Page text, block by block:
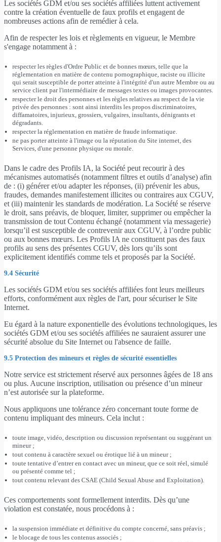
Les sociétés GDM et/ou ses sociétés affiliées luttent activement
contre la création éventuelle de faux profils et engagent de
nombreuses actions afin de remédier à cela.
Afin de respecter les lois et règlements en vigueur, le Membre
s'engage notamment à :
respecter les règles d'Ordre Public et de bonnes mœurs, telle que la
réglementation en matière de contenu pornographique, raciste ou illicite
qui serait susceptible de porter atteinte à l'intégrité d'un autre Membre ou au
service client par l'intermédiaire de messages textes ou images provocantes.
respecter le droit des personnes et les règles relatives au respect de la vie
privée des personnes : sont ainsi interdits les propos discriminatoires,
diffamatoires, injurieux, grossiers, vulgaires, insultants, dénigrants et
dégradants.
respecter la réglementation en matière de fraude informatique.
ne pas porter atteinte à l'image ou la réputation du Site internet, des
Services, d'une personne physique ou morale.
Dans le cadre des Profils IA, la Société peut recourir à des
mécanismes automatisés (notamment filtres et outils d’analyse) afin
de : (i) générer et/ou adapter les réponses, (ii) prévenir les abus,
fraudes, demandes manifestement illicites ou contraires aux CGUV,
et (iii) maintenir les standards de modération. La Société se réserve
le droit, sans préavis, de bloquer, limiter, supprimer ou empêcher la
transmission de tout Contenu échangé (notamment via messagerie)
lorsqu’il est susceptible de contrevenir aux CGUV, à l’ordre public
ou aux bonnes mœurs. Les Profils IA ne constituent pas des faux
profils au sens des présentes CGUV, dès lors qu’ils sont
explicitement identifiés comme tels et proposés par la Société.
9.4 Sécurité
Les sociétés GDM et/ou ses sociétés affiliées font leurs meilleurs
efforts, conformément aux règles de l'art, pour sécuriser le Site
Internet.
Eu égard à la nature exponentielle des évolutions technologiques, les
sociétés GDM et/ou ses sociétés affiliées ne sauraient assurer une
sécurité absolue du Site Internet ou l'absence de faille.
9.5 Protection des mineurs et règles de sécurité essentielles
Notre service est strictement réservé aux personnes âgées de 18 ans
ou plus. Aucune inscription, utilisation ou présence d’un mineur
n’est autorisée sur la plateforme.
Nous appliquons une tolérance zéro concernant toute forme de
contenu impliquant des mineurs. Cela inclut :
toute image, vidéo, description ou discussion représentant ou suggérant un
mineur ;
tout contenu à caractère sexuel ou érotique lié à un mineur ;
toute tentative d’entrer en contact avec un mineur, que ce soit réel, simulé
ou présenté comme tel ;
tout contenu relevant des CSAE (Child Sexual Abuse and Exploitation).
Ces comportements sont formellement interdits. Dès qu’une
violation est constatée, nous procédons à :
la suspension immédiate et définitive du compte concerné, sans préavis ;
le blocage de tous les contenus associés ;